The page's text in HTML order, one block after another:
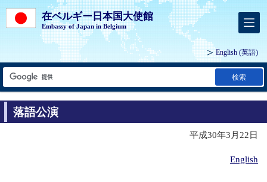
在ベルギー日本国大使館
Embassy of Japan in Belgium
English (英語)
検索
落語公演
平成30年3月22日
English